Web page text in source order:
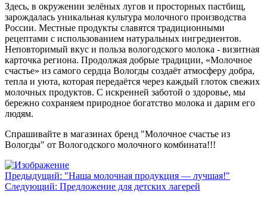
Здесь, в окружении зелёных лугов и просторных пастбищ,
зарождалась уникальная культура молочного производства
России. Местные продукты славятся традиционными
рецептами с использованием натуральных ингредиентов.
Неповторимый вкус и польза вологодского молока - визитная
карточка региона. Продолжая добрые традиции, «Молочное
счастье» из самого сердца Вологды создаёт атмосферу добра,
тепла и уюта, которая передаётся через каждый глоток свежих
молочных продуктов. С искренней заботой о здоровье, мы
бережно сохраняем природное богатство молока и дарим его
людям.
Спрашивайте в магазинах бренд "Молочное счастье из
Вологды" от Вологодского молочного комбината!!!
Предыдущий: "Наша молочная продукция — лучшая!"
Следующий: Предложение для детских лагерей